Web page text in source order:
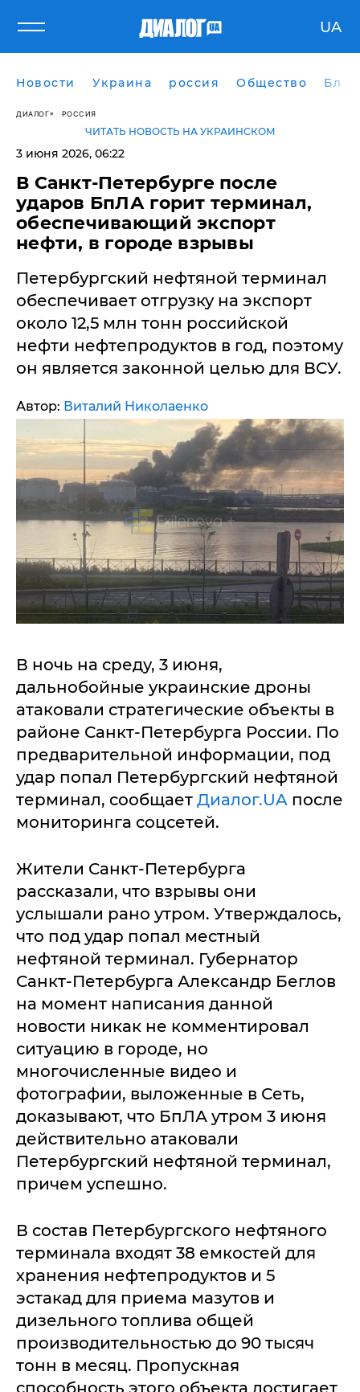
UA
Новости Украина россия Общество
ДИАЛОГ РОССИЯ
ЧИТАТЬ НОВОСТЬ НА УКРАИНСКОМ
3 июня 2026, 06:22
В Санкт-Петербурге после
ударов БпЛА горит терминал,
обеспечивающий экспорт
нефти, в городе взрывы
Петербургский нефтяной терминал
обеспечивает отгрузку на экспорт
около 12,5 млн тонн российской
нефти нефтепродуктов в год, поэтому
он является законной целью для ВСУ.
Автор: Виталий Николаенко
В ночь на среду, 3 июня,
дальнобойные украинские дроны
атаковали стратегические объекты в
районе Санкт-Петербурга России. По
предварительной информации, под
удар попал Петербургский нефтяной
терминал, сообщает Диалог.UA после
мониторинга соцсетей.
Жители Санкт-Петербурга
рассказали, что взрывы они
услышали рано утром. Утверждалось,
что под удар попал местный
нефтяной терминал. Губернатор
Санкт-Петербурга Александр Беглов
на момент написания данной
новости никак не комментировал
ситуацию в городе, но
многочисленные видео и
фотографии, выложенные в Сеть,
доказывают, что БпЛА утром 3 июня
действительно атаковали
Петербургский нефтяной терминал,
причем успешно.
В состав Петербургского нефтяного
терминала входят 38 емкостей для
хранения нефтепродуктов и 5
эстакад для приема мазутов и
дизельного топлива общей
производительностью до 90 тысяч
тонн в месяц. Пропускная
способность этого объекта достигает